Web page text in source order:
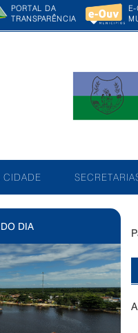
PORTAL DA
TRANSPARÊNCIA
E-
CIDADE
DIA